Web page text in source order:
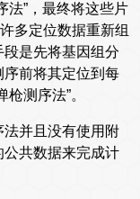
法”，最终将这些片
多定位数据重新组
是先将基因组分
前将其定位到每
测序法”。
并且没有使用附
共数据来完成计